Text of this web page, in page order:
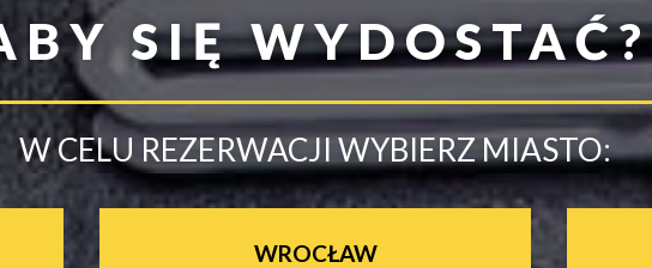
SIĘ WYDOSTAĆ?
W CELU REZERWACJI WYBIERZ MIASTO:
WROCŁAW